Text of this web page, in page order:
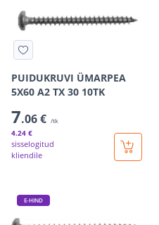
PUIDUKRUVI ÜMARPEA
5X60 A2 TX 30 10TK
7.06 € /tk
4.24 €
sisselogitud
kliendile
E-HIND